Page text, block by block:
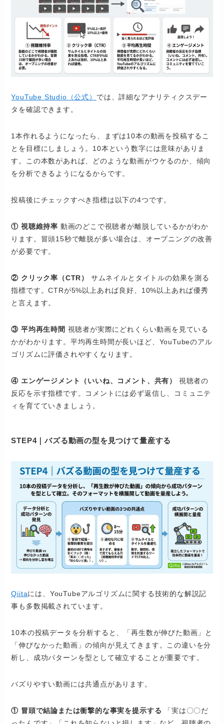
YouTube Studio（公式） では、詳細なアナリティクスデー
タを確認できます。
1本作れるようになったら、まずは10本の動画を投稿するこ
とを目標にしましょう。10本という数字には意味がありま
す。この本数があれば、どのような動画がウケるのか、傾向
を分析できるようになるからです。
投稿後にチェックすべき指標は以下の4つです。
① 視聴維持率 動画のどこで視聴者が離脱しているかがわか
ります。冒頭15秒で離脱が多い場合は、オープニングの改善
が必要です。
② クリック率（CTR）
サムネイルとタイトルの効果を測る
指標です。CTRが5%以上あれば良好、10%以上あれば優秀
と言えます。
③ 平均再生時間 視聴者が実際にどれくらい動画を見ている
かがわかります。平均再生時間が長いほど、YouTubeのアル
ゴリズムに評価されやすくなります。
④ エンゲージメント（いいね、コメント、共有）
視聴者の
反応を示す指標です。コメントには必ず返信し、コミュニテ
ィを育てていきましょう。
STEP4｜バズる動画の型を見つけて量産する
Qiitaには、YouTubeアルゴリズムに関する技術的な解説記
事も多数掲載されています。
10本の投稿データを分析すると、「再生数が伸びた動画」と
「伸びなかった動画」の傾向が見えてきます。この違いを分
析し、成功パターンを型として確立することが重要です。
バズりやすい動画には共通点があります。
① 冒頭で結論または衝撃的な事実を提示する 「実は〇〇だ